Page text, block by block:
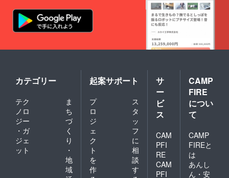
カテゴリー
テク
ノロ
ジー
・ガ
ジェ
ット
ま
ち
づ
く
り
・
地
域
起案サポート
プ
ロ
ジ
ェ
ク
ト
を
作
ス
タ
ッ
フ
に
相
談
す
サ
ー
ビ
ス
CAM
PFI
RE
CAM
PFI
CAMP
FIRE
につい
て
CAMP
FIREと
は
あんし
ん・安